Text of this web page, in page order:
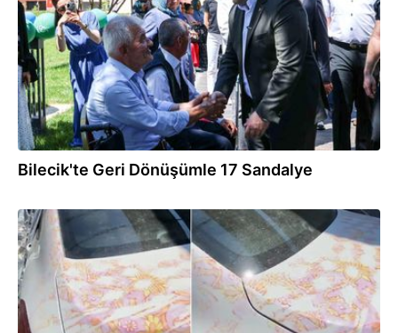
Bilecik'te Geri Dönüşümle 17 Sandalye
10.07.2026